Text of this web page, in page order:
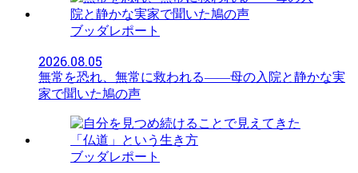
ブッダレポート
2026.08.05
無常を恐れ、無常に救われる――母の入院と静かな実
家で聞いた鳩の声
ブッダレポート